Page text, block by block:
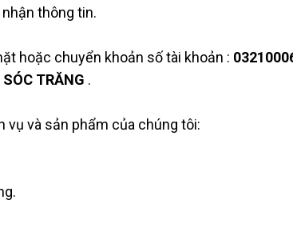
thông tin.
hoặc chuyển khoản số tài khoản :
TRĂNG .
vụ và sản phẩm của chúng tôi: